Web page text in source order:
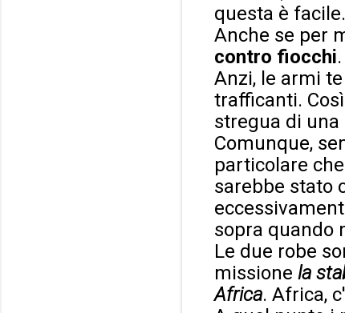
questa è facile.
Anche se per
contro fiocchi
Anzi, le armi
trafficanti. Così
stregua di una
Comunque,
particolare
sarebbe stato
sopra quando
Le due robe
missione la
Africa. Africa,